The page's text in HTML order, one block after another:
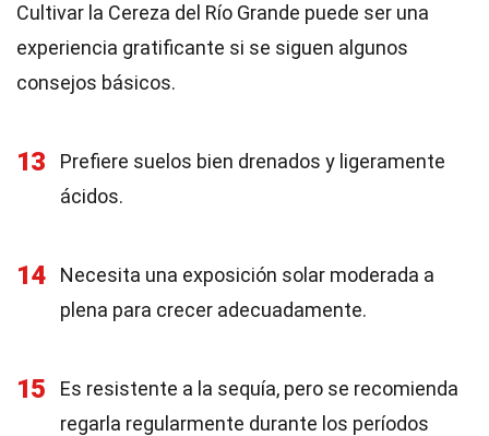
Cultivar la Cereza del Río Grande puede ser una
experiencia gratificante si se siguen algunos
consejos básicos.
13
Prefiere suelos bien drenados y ligeramente
ácidos.
14
Necesita una exposición solar moderada a
plena para crecer adecuadamente.
15
Es resistente a la sequía, pero se recomienda
regarla regularmente durante los períodos